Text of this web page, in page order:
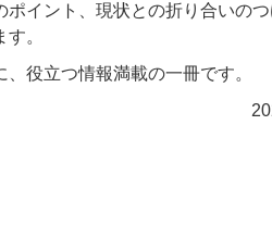
イント、現状との折り合いの
。
役立つ情報満載の一冊です。